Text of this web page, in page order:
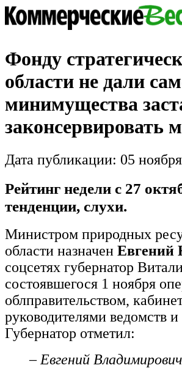
Фонду
области не дали
минимущества
законсервировать
Дата публикации: 05
Рейтинг недели с 27
тенденции, слухи.
Министром природных
области назначен
соцсетях губернатор
состоявшегося 1 ноября
облправительством,
руководителями ведомств
Губернатор отметил:
– Евгений Владимирович